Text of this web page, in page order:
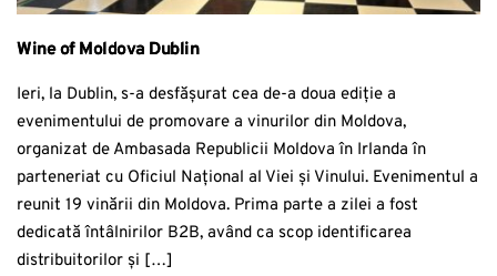
Wine of Moldova Dublin
Ieri, la Dublin, s-a desfășurat cea de-a doua ediție a
evenimentului de promovare a vinurilor din Moldova,
organizat de Ambasada Republicii Moldova în Irlanda în
parteneriat cu Oficiul Național al Viei și Vinului. Evenimentul a
reunit 19 vinării din Moldova. Prima parte a zilei a fost
dedicată întâlnirilor B2B, având ca scop identificarea
distribuitorilor și […]